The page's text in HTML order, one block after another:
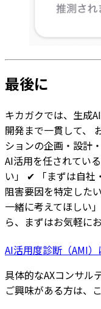
最後に
キカガクでは、生成
開発まで一貫して、
ションの企画・設計
AI活用を任されてい
い」 ✔ 「まずは自社
阻害要因を特定した
一緒に考えてほしい
ら、まずはお気軽に
AI活用度診断（AMI
具体的なAXコンサル
ご興味がある方は、